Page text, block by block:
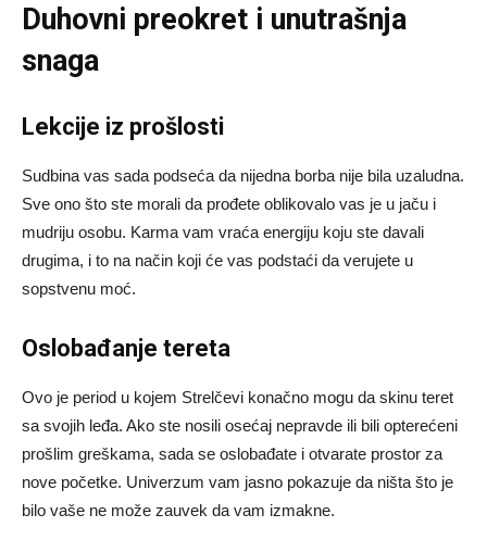
Duhovni preokret i unutrašnja
snaga
Lekcije iz prošlosti
Sudbina vas sada podseća da nijedna borba nije bila uzaludna.
Sve ono što ste morali da prođete oblikovalo vas je u jaču i
mudriju osobu. Karma vam vraća energiju koju ste davali
drugima, i to na način koji će vas podstaći da verujete u
sopstvenu moć.
Oslobađanje tereta
Ovo je period u kojem Strelčevi konačno mogu da skinu teret
sa svojih leđa. Ako ste nosili osećaj nepravde ili bili opterećeni
prošlim greškama, sada se oslobađate i otvarate prostor za
nove početke. Univerzum vam jasno pokazuje da ništa što je
bilo vaše ne može zauvek da vam izmakne.